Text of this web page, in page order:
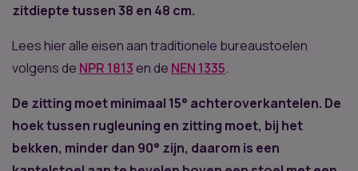
zitdiepte tussen 38 en 48 cm.
Lees hier alle eisen aan traditionele bureaustoelen
volgens de NPR 1813 en de NEN 1335.
De zitting moet minimaal 15° achteroverkantelen. De
hoek tussen rugleuning en zitting moet, bij het
bekken, minder dan 90° zijn, daarom is een